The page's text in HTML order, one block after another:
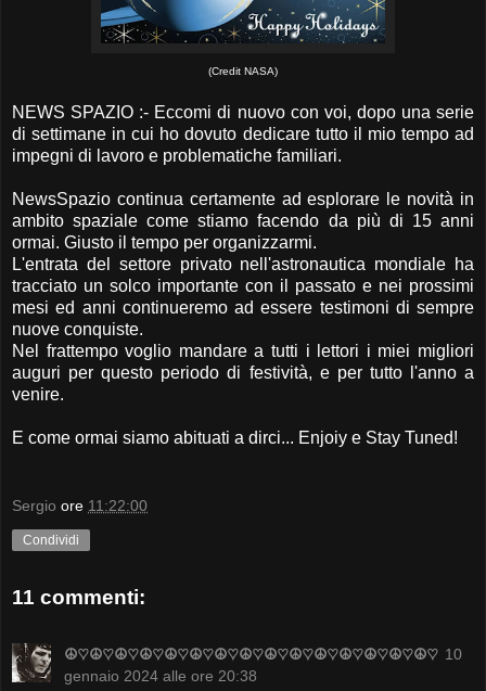
(Credit NASA)
NEWS SPAZIO :- Eccomi di nuovo con voi, dopo una serie
di settimane in cui ho dovuto dedicare tutto il mio tempo ad
impegni di lavoro e problematiche familiari.
NewsSpazio continua certamente ad esplorare le novità in
ambito spaziale come stiamo facendo da più di 15 anni
ormai. Giusto il tempo per organizzarmi.
L'entrata del settore privato nell'astronautica mondiale ha
tracciato un solco importante con il passato e nei prossimi
mesi ed anni continueremo ad essere testimoni di sempre
nuove conquiste.
Nel frattempo voglio mandare a tutti i lettori i miei migliori
auguri per questo periodo di festività, e per tutto l'anno a
venire.
E come ormai siamo abituati a dirci... Enjoiy e Stay Tuned!
Sergio ore 11:22:00
Condividi
11 commenti:
☮♡☮♡☮♡☮♡☮♡☮♡☮♡☮♡☮♡☮♡☮♡☮♡☮♡☮♡☮♡ 10
gennaio 2024 alle ore 20:38